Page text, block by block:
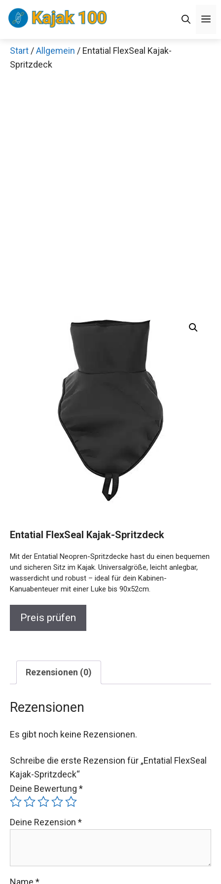
Zum
Inhalt
Start /Allgemein / Entatial FlexSeal Kajak-
Spritzdeck
Entatial FlexSeal Kajak-Spritzdeck
Mit der Entatial Neopren-Spritzdecke hast du einen bequemen
und sicheren Sitz im Kajak. Universalgröße, leicht anlegbar,
wasserdicht und robust – ideal für dein Kabinen-
Kanuabenteuer mit einer Luke bis 90x52cm.
Preis prüfen
Rezensionen (0)
Rezensionen
Es gibt noch keine Rezensionen.
Schreibe die erste Rezension für „Entatial FlexSeal
Kajak-Spritzdeck“
Deine Bewertung *
Deine Rezension *
Name *